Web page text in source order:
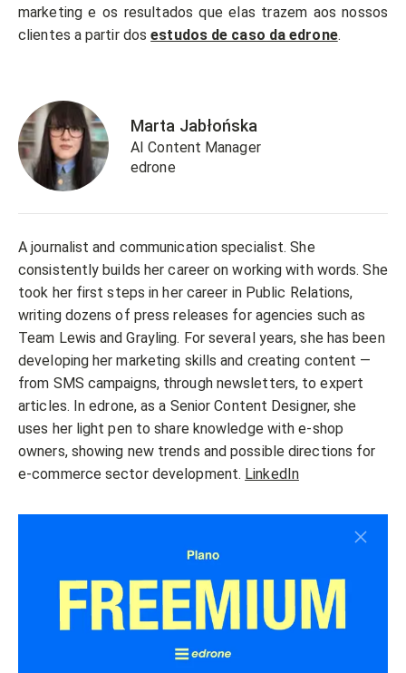
marketing e os resultados que elas trazem aos nossos
clientes a partir dosestudos de caso da edrone.
Marta Jabłońska
AI Content Manager
edrone
A journalist and communication specialist. She
consistently builds her career on working with words. She
took her first steps in her career in Public Relations,
writing dozens of press releases for agencies such as
Team Lewis and Grayling. For several years, she has been
developing her marketing skills and creating content —
from SMS campaigns, through newsletters, to expert
articles. In edrone, as a Senior Content Designer, she
uses her light pen to share knowledge with e-shop
owners, showing new trends and possible directions for
e-commerce sector development. LinkedIn